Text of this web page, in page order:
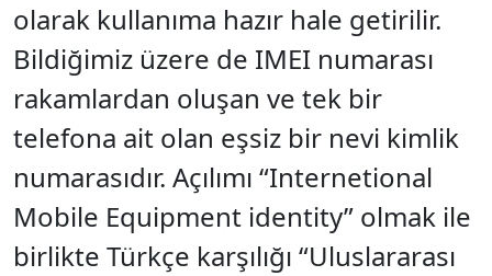
olarak kullanıma hazır hale getirilir.
Bildiğimiz üzere de IMEI numarası
rakamlardan oluşan ve tek bir
telefona ait olan eşsiz bir nevi kimlik
numarasıdır. Açılımı “Internetional
Mobile Equipment identity” olmak ile
birlikte Türkçe karşılığı “Uluslararası